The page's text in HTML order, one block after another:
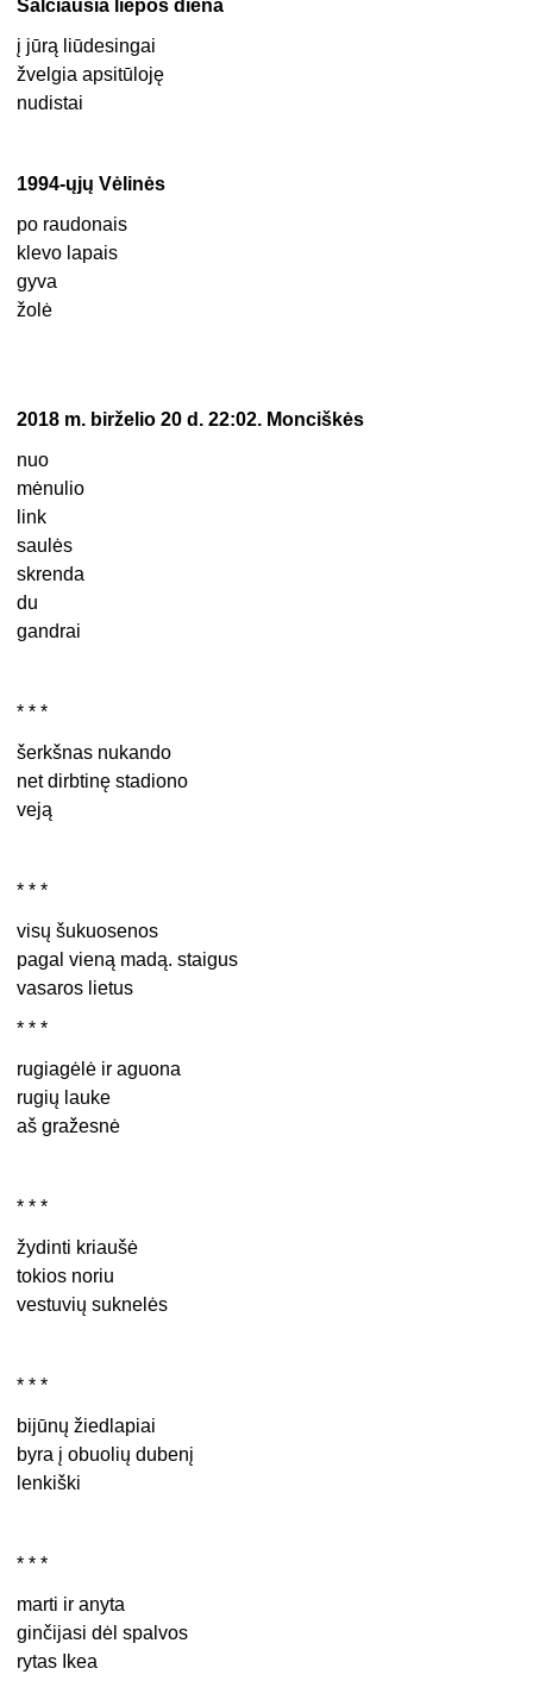
Šalčiausia liepos diena
į jūrą liūdesingai
žvelgia apsitūloję
nudistai
1994-ųjų Vėlinės
po raudonais
klevo lapais
gyva
žolė
2018 m. birželio 20 d. 22:02. Monciškės
nuo
mėnulio
link
saulės
skrenda
du
gandrai
* * *
šerkšnas nukando
net dirbtinę stadiono
veją
* * *
visų šukuosenos
pagal vieną madą. staigus
vasaros lietus
* * *
rugiagėlė ir aguona
rugių lauke
aš gražesnė
* * *
žydinti kriaušė
tokios noriu
vestuvių suknelės
* * *
bijūnų žiedlapiai
byra į obuolių dubenį
lenkiški
* * *
marti ir anyta
ginčijasi dėl spalvos
rytas Ikea